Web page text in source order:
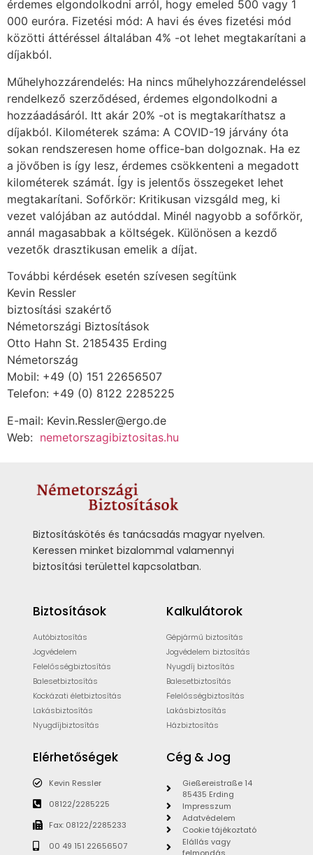
érdemes elgondolkodni arról, hogy emeled 500 vagy 1
000 euróra. Fizetési mód: A havi és éves fizetési mód
közötti áttéréssel általában 4% -ot lehet megtakarítani a
díjakból.
Műhelyhozzárendelés: Ha nincs műhelyhozzárendeléssel
rendelkező szerződésed, érdemes elgondolkodni a
hozzáadásáról. Itt akár 20% -ot is megtakaríthatsz a
díjakból. Kilométerek száma: A COVID-19 járvány óta
sokan rendszeresen home office-ban dolgoznak. Ha ez
a jövőben is így lesz, érdemes csökkenteni a megadott
kilométerek számát. Így is jelentős összegeket lehet
megtakarítani. Sofőrkör: Kritikusan vizsgáld meg, ki
vezet valójában az autóddal. Minél nagyobb a sofőrkör,
annál magasabbak a költségek. Különösen a kezdő
vezetők drasztikusan emelik a díjat.
További kérdések esetén szívesen segítünk
Kevin Ressler
biztosítási szakértő
Németországi Biztosítások
Otto Hahn St. 2185435 Erding
Németország
Mobil: +49 (0) 151 22656507
Telefon: +49 (0) 8122 2285225
E-mail: Kevin.Ressler@ergo.de
Web: nemetorszagibiztositas.hu
Biztosításkötés és tanácsadás magyar nyelven.
Keressen minket bizalommal valamennyi
biztosítási területtel kapcsolatban.
Biztosítások
Autóbiztosítás
Jogvédelem
Felelősségbiztosítás
Balesetbiztosítás
Kockázati életbiztosítás
Lakásbiztosítás
Nyugdíjbiztosítás
Kalkulátorok
Gépjármű biztosítás
Jogvédelem biztosítás
Nyugdíj biztosítás
Balesetbiztosítás
Felelősségbiztosítás
Lakásbiztosítás
Házbiztosítás
Elérhetőségek
Kevin Ressler
08122/2285225
Fax: 08122/2285233
00 49 151 22656507
Cég & Jog
Gießereistraße 14
85435 Erding
Impresszum
Adatvédelem
Cookie tájékoztató
Elállás vagy